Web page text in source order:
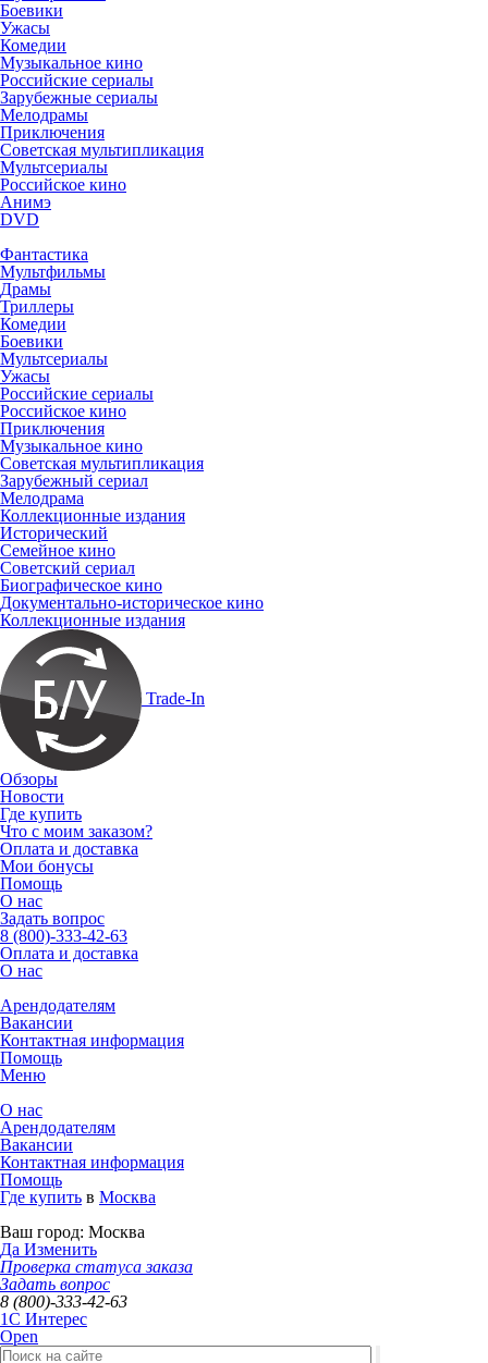
Боевики
Ужасы
Комедии
Музыкальное кино
Российские сериалы
Зарубежные сериалы
Мелодрамы
Приключения
Советская мультипликация
Мультсериалы
Российское кино
Анимэ
DVD
Фантастика
Мультфильмы
Драмы
Триллеры
Комедии
Боевики
Мультсериалы
Ужасы
Российские сериалы
Российское кино
Приключения
Музыкальное кино
Советская мультипликация
Зарубежный сериал
Мелодрама
Коллекционные издания
Исторический
Семейное кино
Советский сериал
Биографическое кино
Документально-историческое кино
Коллекционные издания
Trade-In
Обзоры
Новости
Где купить
Что с моим заказом?
Оплата и доставка
Мои бонусы
Помощь
О нас
Задать вопрос
8 (800)-333-42-63
Оплата и доставка
О нас
Арендодателям
Вакансии
Контактная информация
Помощь
Меню
О нас
Арендодателям
Вакансии
Контактная информация
Помощь
Где купить в Москва
Ваш город: Москва
Да Изменить
Проверка статуса заказа
Задать вопрос
8 (800)-333-42-63
1C Интерес
Open